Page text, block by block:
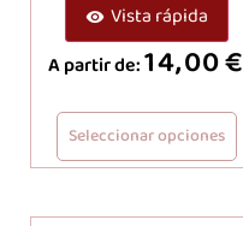
Vista rápida
A partir de:14,00€
Seleccionar opciones